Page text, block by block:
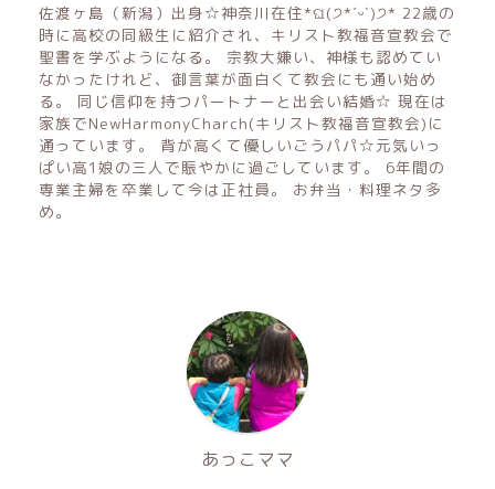
佐渡ヶ島（新潟）出身☆神奈川在住*ଘ(੭*ˊᵕˋ)੭* 22歳の
時に高校の同級生に紹介され、キリスト教福音宣教会で
聖書を学ぶようになる。 宗教大嫌い、神様も認めてい
なかったけれど、御言葉が面白くて教会にも通い始め
る。 同じ信仰を持つパートナーと出会い結婚☆ 現在は
家族でNewHarmonyCharch(キリスト教福音宣教会)に
通っています。 背が高くて優しいごうパパ☆元気いっ
ぱい高1娘の三人で賑やかに過ごしています。 6年間の
専業主婦を卒業して今は正社員。 お弁当・料理ネタ多
め。
あっこママ